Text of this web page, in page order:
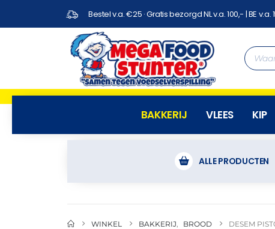
Bestel v.a. €25 · Gratis bezorgd NL v.a. 100,- | BE v.a.
BAKKERIJ VLEES KIP
ALLE PRODUCTEN
WINKEL BAKKERIJ BROOD DESEM